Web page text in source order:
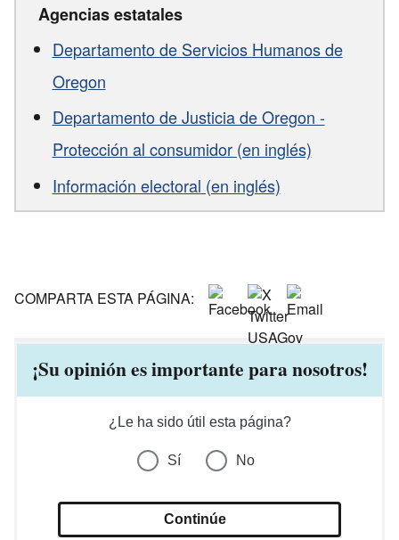
Agencias estatales
Departamento de Servicios Humanos de
Oregon
Departamento de Justicia de Oregon -
Protección al consumidor (en inglés)
Información electoral (en inglés)
COMPARTA ESTA PÁGINA:
¡Su opinión es importante para nosotros!